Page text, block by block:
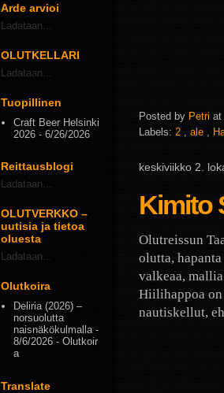
Posted by Petri at
Labels: 2 ale
keskiviikko 2.
Kimito
Olutreissun
olutta,
valkeaa,
Hiilihappoa on
nautiskellut,
Arde arvioi
Ladataan...
OLUTKELLARI
Ladataan...
Tuopillinen
Craft Beer Helsinki
2026 - 6/26/2026
Reittausblogi
Ladataan...
OLUTVERKKO –
uutisia ja tietoa
oluesta
Ladataan...
Olutkoira
Deliria (2026) –
norsuolutta
naisnäkökulmalla-
8/6/2026 - Olutkoir
a
Translate